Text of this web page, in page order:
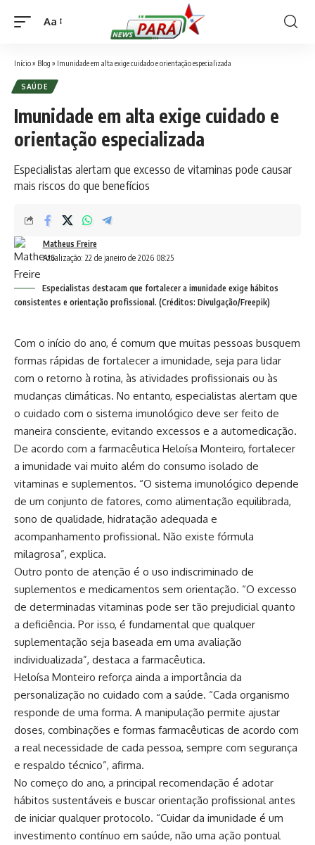
Font
Aa
Início» Blog » Imunidade em alta exige cuidado e orientação especializada
SAÚDE
Imunidade em alta exige cuidado e
orientação especializada
Especialistas alertam que excesso de vitaminas pode causar
mais riscos do que benefícios
Atualização: 22 de janeiro de 2026 08:25
Matheus Freire
Especialistas destacam que fortalecer a imunidade exige hábitos
consistentes e orientação profissional. (Créditos: Divulgação/Freepik)
Com o início do ano, é comum que muitas pessoas busquem
formas rápidas de fortalecer a imunidade, seja para lidar
com o retorno à rotina, às atividades profissionais ou às
mudanças climáticas. No entanto, especialistas alertam que
o cuidado com o sistema imunológico deve ser feito de
maneira consciente, evitando excessos e a automedicação.
De acordo com a farmacêutica Heloísa Monteiro, fortalecer
a imunidade vai muito além do consumo isolado de
vitaminas e suplementos. “O sistema imunológico depende
de um conjunto de fatores, como alimentação equilibrada,
sono de qualidade, hidratação adequada e
acompanhamento profissional. Não existe fórmula
milagrosa”, explica.
Outro ponto de atenção é o uso indiscriminado de
suplementos e medicamentos sem orientação. “O excesso
de determinadas vitaminas pode ser tão prejudicial quanto
a deficiência. Por isso, é fundamental que qualquer
suplementação seja baseada em uma avaliação
individualizada”, destaca a farmacêutica.
Heloísa Monteiro reforça ainda a importância da
personalização no cuidado com a saúde. “Cada organismo
responde de uma forma. A manipulação permite ajustar
doses, combinações e formas farmacêuticas de acordo com
a real necessidade de cada pessoa, sempre com segurança
e respaldo técnico”, afirma.
No começo do ano, a principal recomendação é adotar
hábitos sustentáveis e buscar orientação profissional antes
de iniciar qualquer protocolo. “Cuidar da imunidade é um
investimento contínuo em saúde, não uma ação pontual